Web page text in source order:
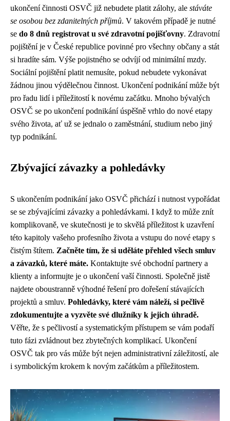
ukončení činnosti OSVČ již nebudete platit zálohy, ale stáváte
se osobou bez zdanitelných příjmů. V takovém případě je nutné
se do 8 dnů registrovat u své zdravotní pojišťovny. Zdravotní
pojištění je v České republice povinné pro všechny občany a stát
si hradíte sám. Výše pojistného se odvíjí od minimální mzdy.
Sociální pojištění platit nemusíte, pokud nebudete vykonávat
žádnou jinou výdělečnou činnost. Ukončení podnikání může být
pro řadu lidí i příležitostí k novému začátku. Mnoho bývalých
OSVČ se po ukončení podnikání úspěšně vrhlo do nové etapy
svého života, ať už se jednalo o zaměstnání, studium nebo jiný
typ podnikání.
Zbývající závazky a pohledávky
S ukončením podnikání jako OSVČ přichází i nutnost vypořádat
se se zbývajícími závazky a pohledávkami. I když to může znít
komplikovaně, ve skutečnosti je to skvělá příležitost k uzavření
této kapitoly vašeho profesního života a vstupu do nové etapy s
čistým štítem. Začněte tím, že si uděláte přehled všech smluv
a závazků, které máte. Kontaktujte své obchodní partnery a
klienty a informujte je o ukončení vaší činnosti. Společně jistě
najdete oboustranně výhodné řešení pro dořešení stávajících
projektů a smluv. Pohledávky, které vám náleží, si pečlivě
zdokumentujte a vyzvěte své dlužníky k jejich úhradě.
Věřte, že s pečlivostí a systematickým přístupem se vám podaří
tuto fázi zvládnout bez zbytečných komplikací. Ukončení
OSVČ tak pro vás může být nejen administrativní záležitostí, ale
i symbolickým krokem k novým začátkům a příležitostem.